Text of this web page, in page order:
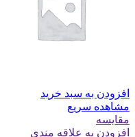
افزودن به سبد خرید
مشاهده سریع
مقایسه
افزودن به علاقه مندی